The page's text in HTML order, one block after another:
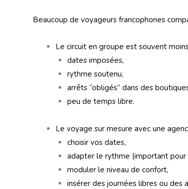
Beaucoup de voyageurs francophones
Le circuit en groupe est souvent
dates imposées,
rythme soutenu,
arrêts “obligés” dans des
peu de temps libre.
Le voyage sur mesure avec une
choisir vos dates,
adapter le rythme (important pour
moduler le niveau de confort,
insérer des journées libres ou des